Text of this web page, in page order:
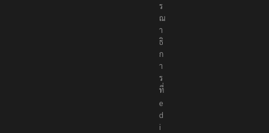
ร
ณ
า
ธิ
ก
า
ร
ที่
e
d
i